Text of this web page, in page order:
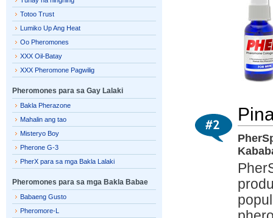
Totoo Trust
Lumiko Up Ang Heat
Oo Pheromones
XXX Oil-Batay
XXX Pheromone Pagwilig
Pheromones para sa Gay Lalaki
Bakla Pherazone
Mahalin ang tao
Misteryo Boy
Pherone G-3
PherX para sa mga Bakla Lalaki
Pheromones para sa mga Bakla Babae
Babaeng Gusto
Pheromore-L